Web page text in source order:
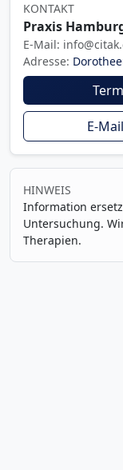
KONTAKT
Praxis
E-Mail:
Adresse:
E-
HINWEIS
Information
Untersuchung.
Therapien.